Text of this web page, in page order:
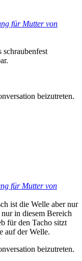
für Mutter von
beizutreten.
für Mutter von
ist die Welle aber nur
in diesem Bereich
für den Tacho sitzt
auf der Welle.
beizutreten.